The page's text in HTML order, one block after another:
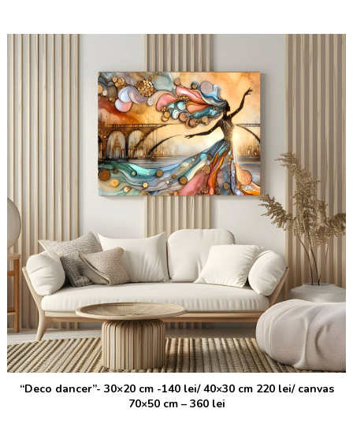
“Deco dancer”- 30×20 cm -140 lei/ 40×30 cm 220 lei/ canvas
70×50 cm – 360 lei